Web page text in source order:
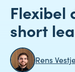
Flexibel
short
Rens